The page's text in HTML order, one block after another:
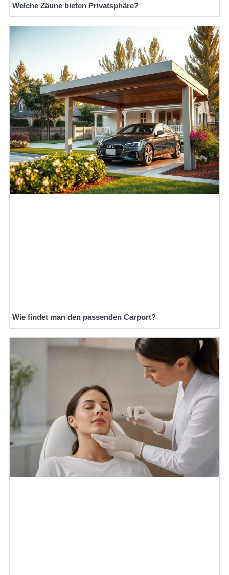
Welche Zäune bieten Privatsphäre?
Wie findet man den passenden Carport?